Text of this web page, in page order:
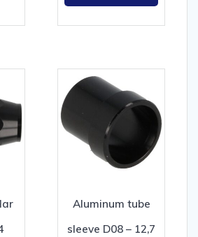
Aluminum tube
sleeve D08 – 12,7